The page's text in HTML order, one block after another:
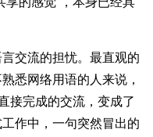
交流的担忧。最直观的
悉网络用语的人来说，
接完成的交流，变成了
作中，一句突然冒出的